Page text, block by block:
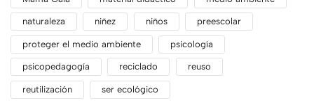
naturaleza niñez niños preescolar
proteger el medio ambiente psicología
psicopedagogía reciclado reuso
reutilización ser ecológico